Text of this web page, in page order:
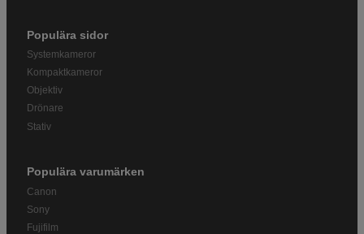
Populära sidor
Systemkameror
Kompaktkameror
Objektiv
Drönare
Stativ
Populära varumärken
Canon
Sony
Fujifilm